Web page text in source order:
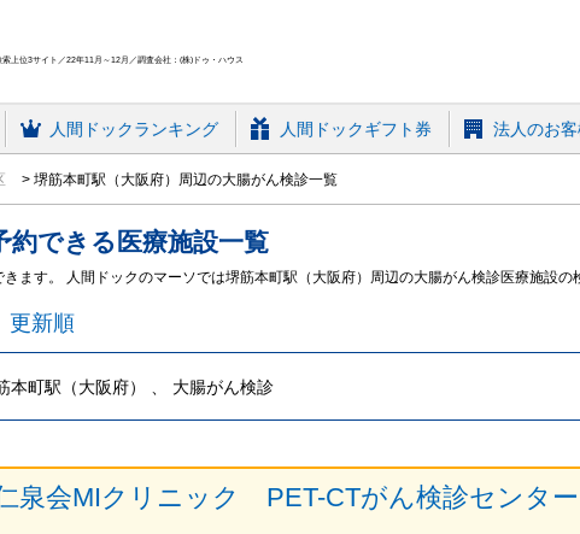
上位3サイト／22年11月～12月／調査会社：(株)ドゥ・ハウス
人間ドックランキング 人間ドックギフト券 法人のお
堺筋本町駅（大阪府）周辺の大腸がん検診一覧
約できる 医療施設一覧
す。 人間ドックのマーソでは堺筋本町駅（大阪府）周辺の大腸がん検診医療施設の
更新順
本町駅（大阪府） 、 大腸がん検診
泉会MIクリニック PET-CTがん検診センター